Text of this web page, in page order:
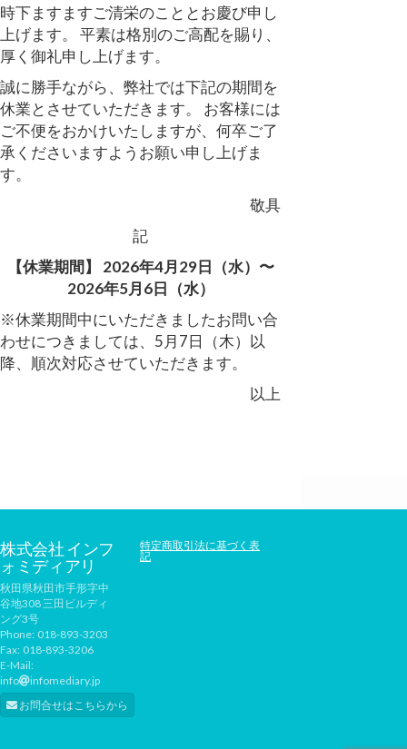
時下ますますご清栄のこととお慶び申し
上げます。 平素は格別のご高配を賜り、
厚く御礼申し上げます。
誠に勝手ながら、弊社では下記の期間を
休業とさせていただきます。 お客様には
ご不便をおかけいたしますが、何卒ご了
承くださいますようお願い申し上げま
す。
敬具
記
【休業期間】
2026年4月29日（水）〜
2026年5月6日（水）
※休業期間中にいただきましたお問い合
わせにつきましては、5月7日（木）以
降、順次対応させていただきます。
以上
株式会社 インフ
ォミディアリ
秋田県秋田市手形字中
谷地308 三田ビルディ
ング3号
Phone: 018-893-3203
Fax: 018-893-3206
E-Mail:
info
infomediary.jp
お問合せはこちらから
特定商取引法に基づく表
記